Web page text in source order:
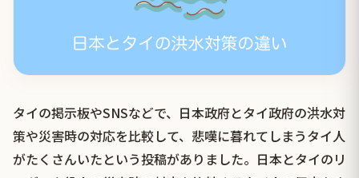
タイの掲示板やSNSなどで、日本政府とタイ政府の洪水対
策や災害時の対応を比較して、悲嘆に暮れてしまうタイ人
がたくさんいたという投稿がありました。日本とタイのリ